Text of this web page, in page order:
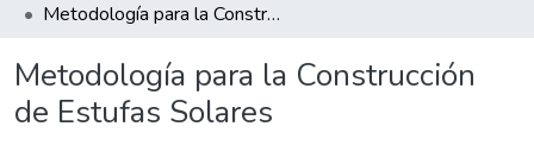
Metodología para la Construcción de Estufas Solares
Metodología para la Construcción
de Estufas Solares